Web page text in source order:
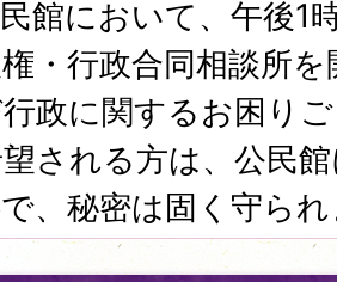
館において、午後1
・行政合同相談所
政に関するお困り
される方は、公民
、秘密は固く守ら